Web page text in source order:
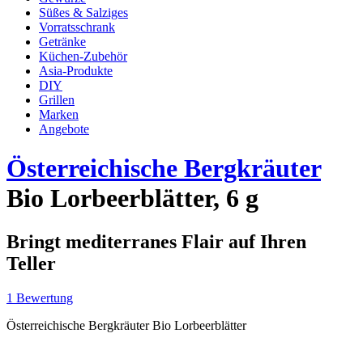
Süßes & Salziges
Vorratsschrank
Getränke
Küchen-Zubehör
Asia-Produkte
DIY
Grillen
Marken
Angebote
Österreichische Bergkräuter
Bio Lorbeerblätter, 6 g
Bringt mediterranes Flair auf Ihren
Teller
1 Bewertung
Österreichische Bergkräuter Bio Lorbeerblätter